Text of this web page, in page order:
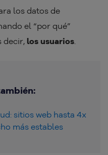
los datos de
el “por qué”
decir, los usuarios.
sitios web hasta 4x
más estables